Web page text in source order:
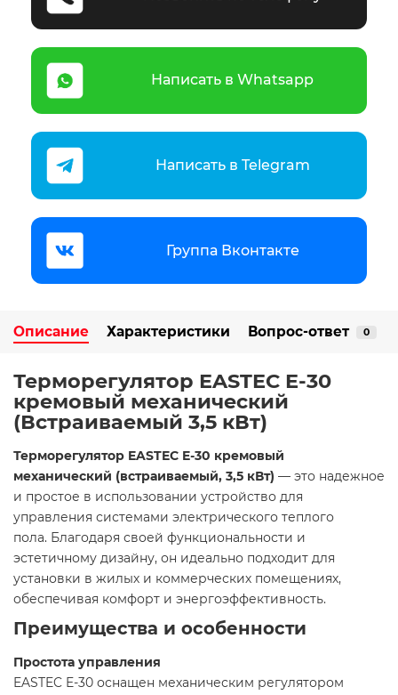
Написать в Whatsapp
Написать в Telegram
Группа Вконтакте
Описание Характеристики Вопрос-ответ 0
Терморегулятор EASTEC E-30
кремовый механический
(Встраиваемый 3,5 кВт)
Терморегулятор EASTEC E-30 кремовый
механический (встраиваемый, 3,5 кВт) — это надежное
и простое в использовании устройство для
управления системами электрического теплого
пола. Благодаря своей функциональности и
эстетичному дизайну, он идеально подходит для
установки в жилых и коммерческих помещениях,
обеспечивая комфорт и энергоэффективность.​
Преимущества и особенности
Простота управления
EASTEC E-30 оснащен механическим регулятором